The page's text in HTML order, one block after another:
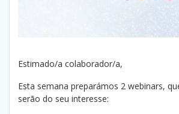
Estimado/a colaborador/a,
Esta semana preparámos 2 webinars,
serão do seu interesse: